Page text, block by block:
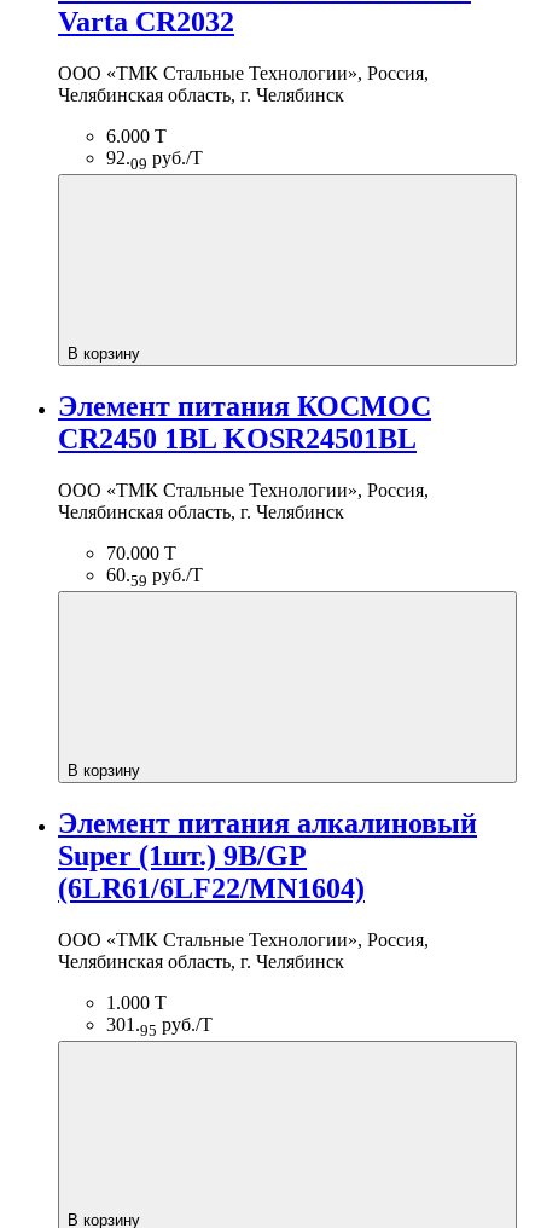
Varta CR2032
ООО «ТМК Стальные Технологии», Россия,
Челябинская область, г. Челябинск
6.000 Т
92.09 руб./Т
В корзину
Элемент питания КОСМОС
CR2450 1BL KOSR24501BL
ООО «ТМК Стальные Технологии», Россия,
Челябинская область, г. Челябинск
70.000 Т
60.59 руб./Т
В корзину
Элемент питания алкалиновый
Super (1шт.) 9В/GP
(6LR61/6LF22/MN1604)
ООО «ТМК Стальные Технологии», Россия,
Челябинская область, г. Челябинск
1.000 Т
301.95 руб./Т
В корзину